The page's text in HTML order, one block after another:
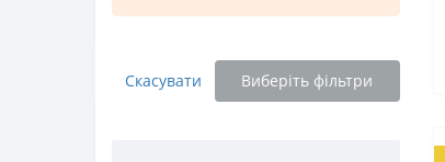
Скасувати Виберіть фільтри